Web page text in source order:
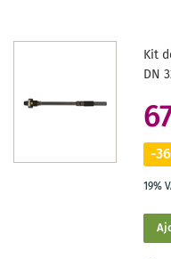
Kit
DN
-
19%